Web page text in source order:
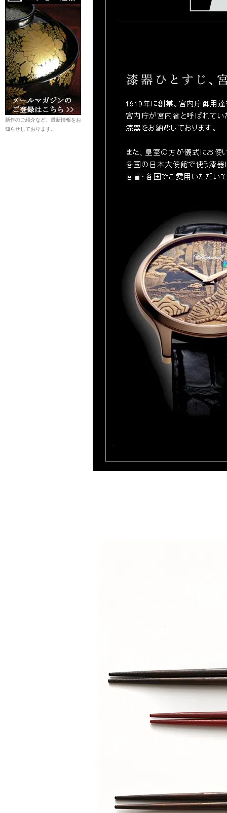
新作のご紹介など、最新情報をお
知らせしております。